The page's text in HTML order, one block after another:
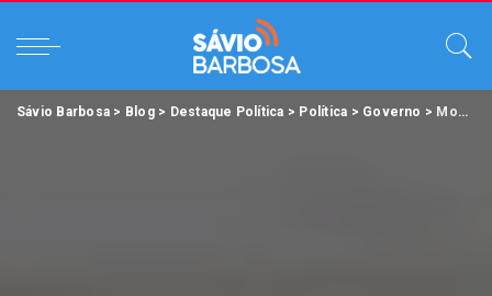
Sávio Barbosa > Blog> Destaque Política > Política > Governo > Modernidade e segurança caracterizam nova casa penal entregue em Tucuruí.